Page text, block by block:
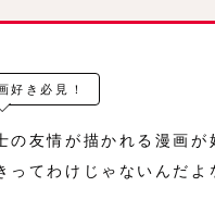
好き必見！
の友情が描かれる漫画
ってわけじゃないんだよ